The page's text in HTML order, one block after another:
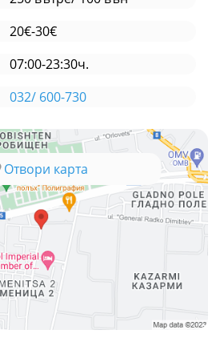
20€-30€
07:00-23:30ч.
032/ 600-730
Отвори карта